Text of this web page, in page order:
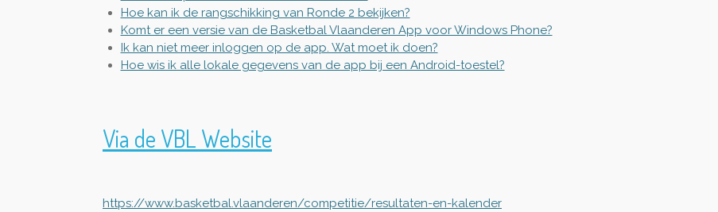
Hoe kan ik de rangschikking van Ronde 2 bekijken?
Komt er een versie van de Basketbal Vlaanderen App voor Windows Phone?
Ik kan niet meer inloggen op de app. Wat moet ik doen?
Hoe wis ik alle lokale gegevens van de app bij een Android-toestel?
Via de VBL Website
https://www.basketbal.vlaanderen/competitie/resultaten-en-kalender